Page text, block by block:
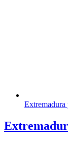
Extremadura